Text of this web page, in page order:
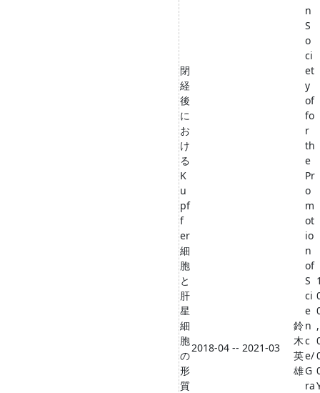
閉
経
後
に
お
け
る
K
u
pf
f
er
細
胞
と
肝
星
細
胞
の
形
質
2018-04 -- 2021-03
鈴
木
英
雄
n
S
o
ci
et
y
of
fo
r
th
e
Pr
o
m
ot
io
n
of
S
ci
e
n
c
e/
G
ra
,